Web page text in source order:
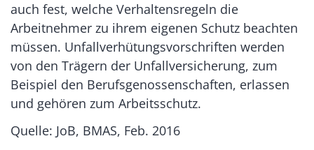
auch fest, welche Verhaltensregeln die
Arbeitnehmer zu ihrem eigenen Schutz beachten
müssen. Unfallverhütungsvorschriften werden
von den Trägern der Unfallversicherung, zum
Beispiel den Berufsgenossenschaften, erlassen
und gehören zum Arbeitsschutz.
Quelle: JoB, BMAS, Feb. 2016